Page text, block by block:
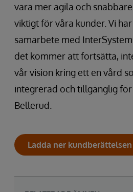
vara mer agila och
viktigt för våra kunder. Vi
samarbete med
det kommer att fortsätta,
vår vision kring ett en vård
integrerad och tillgänglig
Bellerud.
Ladda ner kundberättelsen